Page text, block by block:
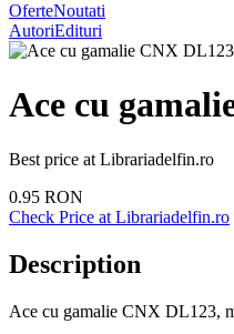
OferteNoutati
AutoriEdituri
Ace cu
Best price at Librariadelfin.ro
0.95 RON
Check Price at Librariadelfin.ro
Description
Ace cu gamalie CNX DL123,